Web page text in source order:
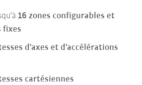
16 zones configurables et
fixes
d'axes et d'accélérations
cartésiennes